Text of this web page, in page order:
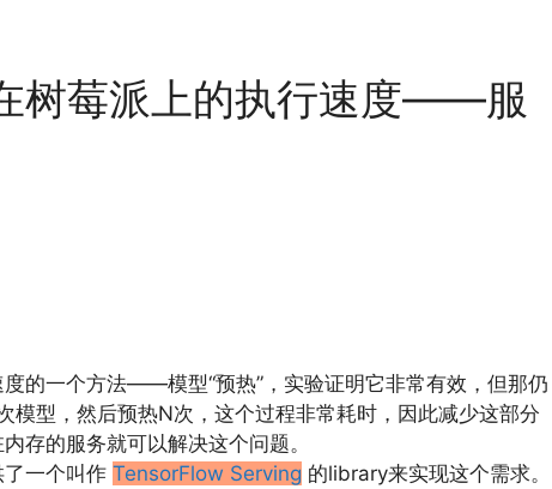
树莓派上的执行速度——服
的一个方法——模型“预热”，实验证明它非常有效，但那仍
模型，然后预热N次，这个过程非常耗时，因此减少这部分
存的服务就可以解决这个问题。
一个叫作 TensorFlow Serving 的library来实现这个需求。